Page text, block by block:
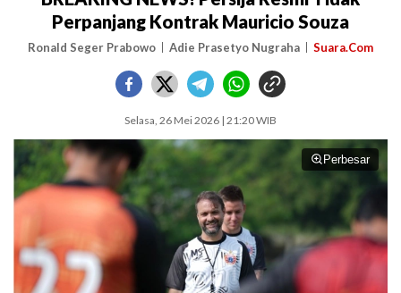
Perpanjang Kontrak Mauricio Souza
Ronald Seger Prabowo Adie Prasetyo Nugraha Suara.Com
Selasa, 26 Mei 2026 | 21:20 WIB
Perbesar